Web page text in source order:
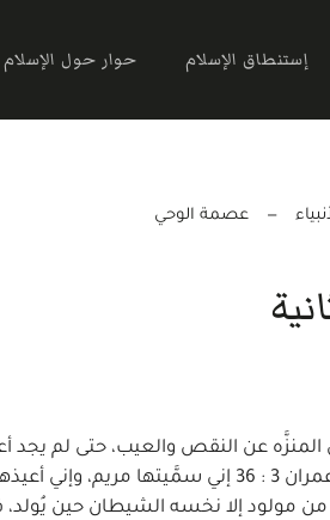
إستنطاق الإسلام حوار حول الإسلام
عصمة الوحي
عن النقص والعيب، حتى لم يجد
داس الشيطان بقوته وقدرته وقداسته, وقد ورد في آل
مولود إلا نخسه الشيطان حين يُولد،